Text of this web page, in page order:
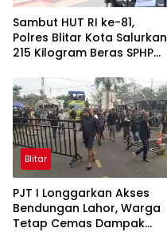
Sambut HUT RI ke-81,
Polres Blitar Kota Salurkan
215 Kilogram Beras SPHP
Murah
Blitar
PJT I Longgarkan Akses
Bendungan Lahor, Warga
Tetap Cemas Dampak